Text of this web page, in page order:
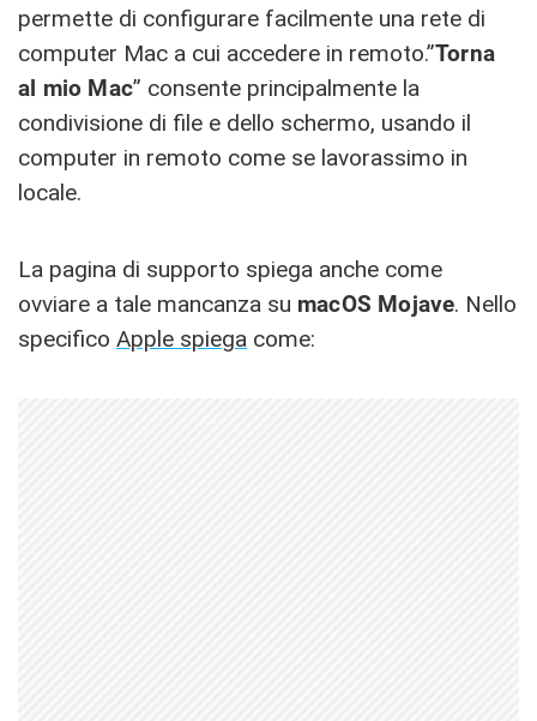
permette di configurare facilmente una rete di
computer Mac a cui accedere in remoto.”Torna
al mio Mac” consente principalmente la
condivisione di file e dello schermo, usando il
computer in remoto come se lavorassimo in
locale.
La pagina di supporto spiega anche come
ovviare a tale mancanza su macOS Mojave. Nello
specifico Apple spiega come: